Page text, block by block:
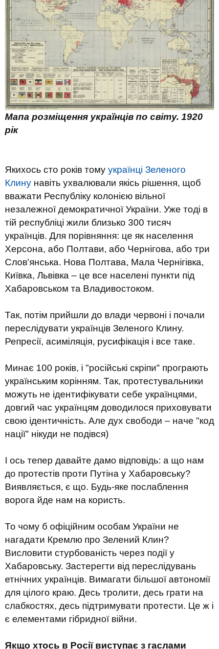
Мапа розміщення українців по світу. 1920
рік
Якихось сто років тому українці Зеленого
Клину навіть ухвалювали якісь рішення, щоб
вважати Республіку колонією вільної
незалежної демократичної України. Уже тоді в
тій республіці жили близько 300 тисяч
українців. Для порівняння: це як населення
Херсона, або Полтави, або Чернігова, або три
Слов'янська. Нова Полтава, Мала Чернігівка,
Київка, Львівка – це все населені пункти під
Хабаровськом та Владивостоком.
Так, потім прийшли до влади червоні і почали
переслідувати українців Зеленого Клину.
Репресії, асиміляція, русифікація і все таке.
Минає 100 років, і "російські скріпи" програють
українським корінням. Так, протестувальники
можуть не ідентифікувати себе українцями,
довгий час українцям доводилося приховувати
свою ідентичність. Але дух свободи – наче "код
нації" нікуди не подівся)
І ось тепер давайте дамо відповідь: а що нам
до протестів проти Путіна у Хабаровську?
Виявляється, є що. Будь-яке послаблення
ворога йде нам на користь.
То чому б офіційним особам України не
нагадати Кремлю про Зелений Клин?
Висловити стурбованість через події у
Хабаровську. Застерегти від переслідувань
етнічних українців. Вимагати більшої автономії
для цілого краю. Десь тролити, десь грати на
слабкостях, десь підтримувати протести. Це ж і
є елементами гібридної війни.
Якщо хтось в Росії виступає з гаслами